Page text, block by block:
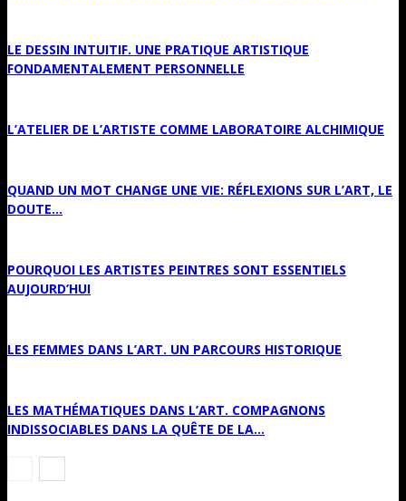
LE DESSIN INTUITIF. UNE PRATIQUE ARTISTIQUE
FONDAMENTALEMENT PERSONNELLE
L’ATELIER DE L’ARTISTE COMME LABORATOIRE ALCHIMIQUE
QUAND UN MOT CHANGE UNE VIE: RÉFLEXIONS SUR L’ART, LE
DOUTE...
POURQUOI LES ARTISTES PEINTRES SONT ESSENTIELS
AUJOURD’HUI
LES FEMMES DANS L’ART. UN PARCOURS HISTORIQUE
LES MATHÉMATIQUES DANS L’ART. COMPAGNONS
INDISSOCIABLES DANS LA QUÊTE DE LA...